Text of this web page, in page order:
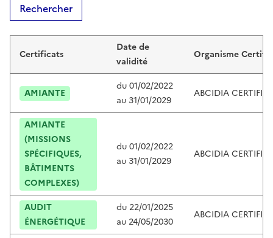
Rechercher
Certificats de thierry fetet
Certificats
Date de
validité
Organisme
AMIANTE
du01/02/2022
au 31/01/2029
ABCIDIA
AMIANTE
(MISSIONS
SPÉCIFIQUES,
BÂTIMENTS
COMPLEXES)
du01/02/2022
au 31/01/2029
ABCIDIA
AUDIT
ÉNERGÉTIQUE
du 22/01/2025
au 24/05/2030
ABCIDIA